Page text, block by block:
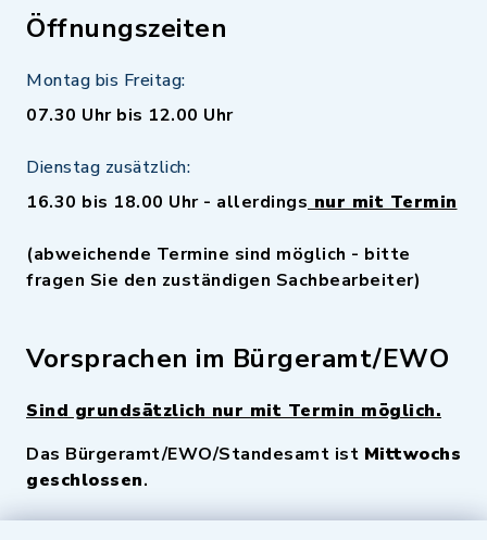
Öffnungszeiten
Montag bis Freitag:
07.30 Uhr bis 12.00 Uhr
Dienstag zusätzlich:
16.30 bis 18.00 Uhr - allerdings nur mit Termin
(abweichende Termine sind möglich - bitte
fragen Sie den zuständigen Sachbearbeiter)
Vorsprachen im Bürgeramt/EWO
Sind grundsätzlich nur mit Termin möglich.
Das Bürgeramt/EWO/Standesamt ist Mittwochs
geschlossen.